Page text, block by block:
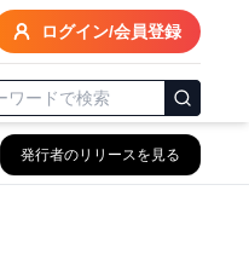
ログイン/会員登録
発行者のリリースを見る